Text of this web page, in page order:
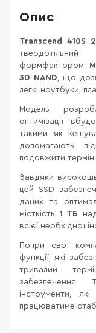
Опис
Transcend 410S
формфактором
3D NAND, що
легкі ноутбуки,
Модель
оптимізації
такими як
допомагають
подовжити
Завдяки
цей SSD
даних та
місткість 1 ТБ
всієї необхідної
Попри свої
функції, які
тривалий
забезпечення
інструменти,
працюватиме